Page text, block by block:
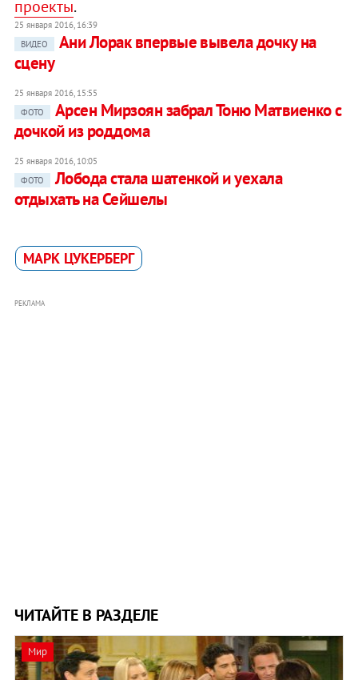
проекты.
25 января 2016, 16:39
ВИДЕО
Ани Лорак впервые вывела дочку на
сцену
25 января 2016, 15:55
ФОТО
Арсен Мирзоян забрал Тоню Матвиенко с
дочкой из роддома
25 января 2016, 10:05
ФОТО
Лобода стала шатенкой и уехала
отдыхать на Сейшелы
МАРК ЦУКЕРБЕРГ
РЕКЛАМА
ЧИТАЙТЕ В РАЗДЕЛЕ
Мир